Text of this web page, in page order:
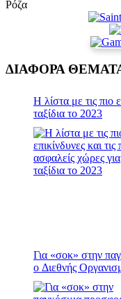
Ρόζα
ΔΙΑΦΟΡΑ
Η λίστα με τις πιο
ταξίδια το 2023
Για «σοκ» στην
ο Διεθνής